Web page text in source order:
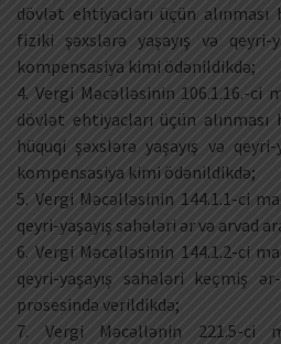
dövlət ehtiyacları üçün alınması
fiziki şəxslərə yaşayış və qeyri-
kompensasiya kimi ödənildikdə;
4. Vergi Məcəlləsinin 106.1.16.-ci
dövlət ehtiyacları üçün alınması
hüquqi şəxslərə yaşayış və
kompensasiya kimi ödənildikdə;
5. Vergi Məcəlləsinin 144.1.1-ci
qeyri-yaşayış sahələri ər və arvad
6. Vergi Məcəlləsinin 144.1.2-ci
qeyri-yaşayış sahələri keçmiş
prosesində verildikdə;
7. Vergi Məcəllənin 221.5-ci